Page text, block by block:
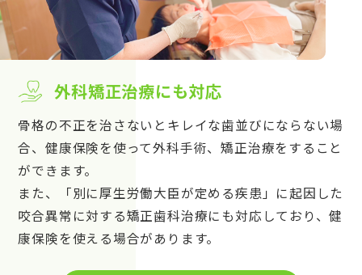
外科矯正治療にも対応
骨格の不正を治さないとキレイな歯並びにならない場
合、健康保険を使って外科手術、矯正治療をすること
ができます。
また、「別に厚生労働大臣が定める疾患」に起因した
咬合異常に対する矯正歯科治療にも対応しており、健
康保険を使える場合があります。